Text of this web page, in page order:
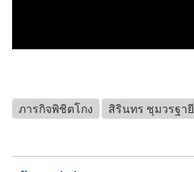
ภารกิจพิชิตโกง สิรินทร ชุมวรฐายี